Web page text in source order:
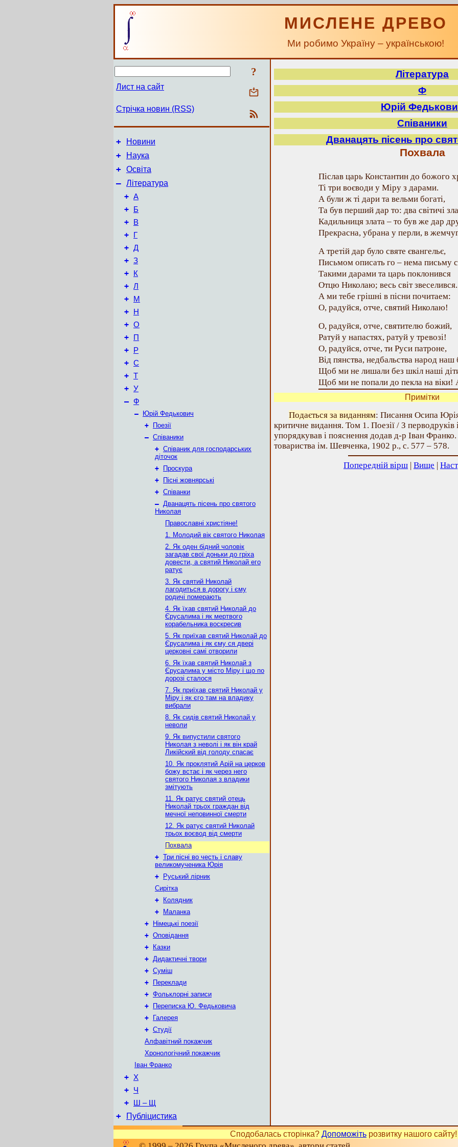
МИСЛЕНЕ ДРЕВО
Ми робимо Україну – українською!
?
Лист на сайт
Стрічка новин (RSS)
+ Новини
+ Наука
+ Освіта
– Література
+ А
+ Б
+ В
+ Г
+ Д
+ З
+ К
+ Л
+ М
+ Н
+ О
+ П
+ Р
+ С
+ Т
+ У
– Ф
–
Юрій Федькович
+
Поезії
– Співаники
+ Співаник для господарських
діточок
+
Проскура
+
Пісні жовнярські
+ Співанки
– Дванацять пісень про святого
Николая
Православні христіяне!
1. Молодий вік святого Николая
2. Як оден бідний чоловік
загадав свої доньки до гріха
довести, а святий Николай его
ратує
3. Як святий Николай
лагодиться в дорогу і єму
родичі померають
4. Як їхав святий Николай до
Єрусалима і як мертвого
корабельника воскресив
5. Як приїхав святий Николай до
Єрусалима і як єму ся двері
церковні самі отворили
6. Як їхав святий Николай з
Єрусалима у місто Міру і що по
дорозі сталося
7. Як приїхав святий Николай у
Міру і як єго там на владику
вибрали
8. Як сидів святий Николай у
неволи
9. Як випустили святого
Николая з неволі і як він край
Ликійский від голоду спасає
10. Як проклятий Арій на церков
божу встає і як через него
святого Николая з владики
змітують
11. Як ратує святий отець
Николай трьох граждан від
мечної неповинної смерти
12. Як ратує святий Николай
трьох воєвод від смерти
Похвала
+ Три пісні во честь і славу
великомученика Юрія
+
Руський лірник
Сирітка
+
Колядник
+
Маланка
+
Німецькі поезії
+ Оповідання
+
Казки
+ Дидактичні твори
+ Суміш
+
Переклади
+ Фольклорні записи
+
Переписка Ю. Федьковича
+
Галерея
+ Студії
Алфавітний покажчик
Хронологічний покажчик
Іван Франко
+ Х
+ Ч
+ Ш – Щ
+ Публіцистика
Література
Ф
Юрій
Співаники
Дванацять пісень про
Похвала
Післав царь Константин до божого
Ті три воєводи у Міру з дарами.
А були ж ті дари та вельми богаті,
Та був перший дар то: два світичі
Кадильниця злата – то був же дар
Прекрасна, убрана у перли, в
А третій дар було святе євангельє,
Письмом описать го – нема письму
Такими дарами та царь поклонився
Отцю Николаю; весь світ звеселився.
А ми тебе грішні в пісни почитаем:
О, радуйся, отче, святий Николаю!
О, радуйся, отче, святителю божий,
Ратуй у напастях, ратуй у тревозі!
О, радуйся, отче, ти Руси патроне,
Від пянства, недбальства народ наш
Щоб ми не лишали без шкіл наші
Щоб ми не попали до пекла на віки!
Примітки
Подається за виданням: Писання Осипа
критичне видання. Том 1. Поезії / З перводруків
упорядкував і пояснення додав д-р Іван
товариства ім. Шевченка, 1902 р., с. 577 – 578.
Попередній вірш | Вище |
Сподобалась сторінка? Допоможіть розвитку нашого сайту!